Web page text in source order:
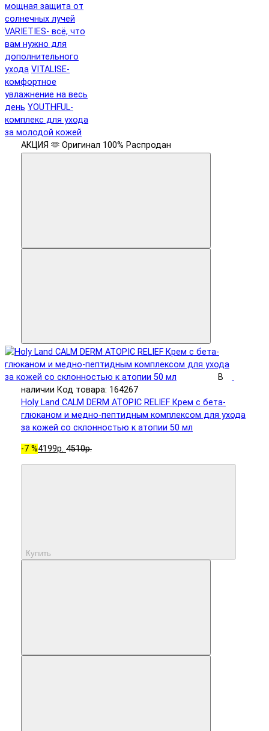
мощная защита от
солнечных лучей
VARIETIES- всё, что
вам нужно для
дополнительного
ухода VITALISE-
комфортное
увлажнение на весь
день YOUTHFUL-
комплекс для ухода
за молодой кожей
АКЦИЯ 🫶 Оригинал 100% Распродан
В
наличии Код товара: 164267
Holy Land CALM DERM ATOPIC RELIEF Крем с бета-
глюканом и медно-пептидным комплексом для ухода
за кожей со склонностью к атопии 50 мл
-7 %4199р. 4510р.
Купить